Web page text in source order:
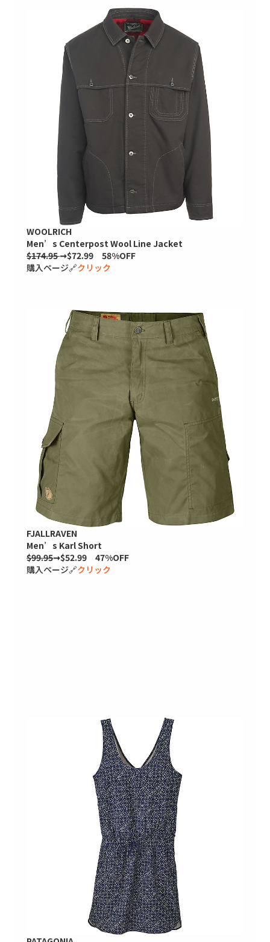
WOOLRICH
Men’s Centerpost Wool Line Jacket
$174.95➞$72.99 58%OFF
購入ページ🔗クリック
FJALLRAVEN
Men’s Karl Short
$99.95➞$52.99 47%OFF
購入ページ🔗クリック